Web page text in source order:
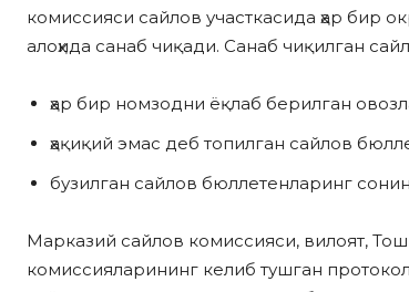
комиссияси сайлов участкасида ҳар бир
алоҳида санаб чиқади. Санаб чиқилган
ҳар бир номзодни ёқлаб берилган
ҳақиқий эмас деб топилган сайлов
бузилган сайлов бюллетенларинг
Марказий сайлов комиссияси, вилоят,
комиссияларининг келиб тушган